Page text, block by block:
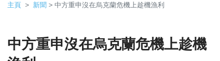
主頁 新聞 > 中方重申沒在烏克蘭危機上趁機漁利
中方重申沒在烏克蘭危機上趁機